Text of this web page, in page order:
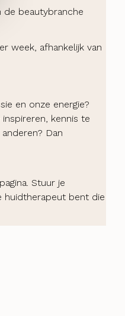
de beautybranche
week, afhankelijk van
en onze energie?
kennis te
Dan
Stuur je
huidtherapeut bent die